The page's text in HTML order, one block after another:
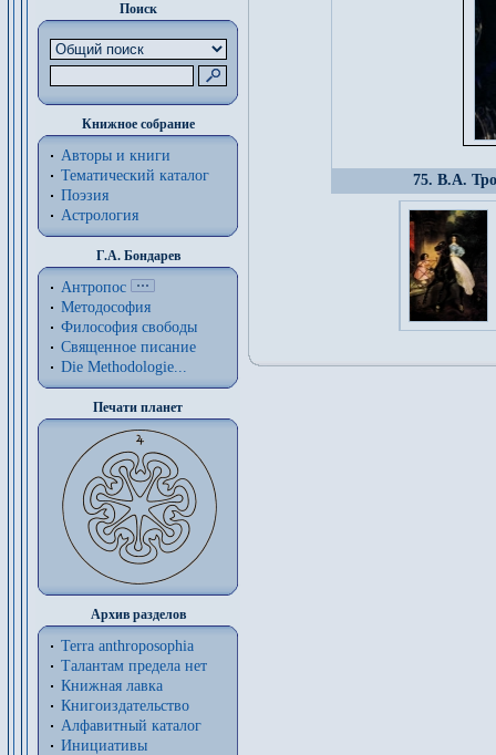
Поиск
Книжное собрание
Авторы и книги
Тематический каталог
Поэзия
Астрология
Г.А. Бондарев
Антропос
Методософия
Философия cвободы
Священное писание
Die Methodologie...
Печати планет
Архив разделов
Terra anthroposophia
Талантам предела нет
Книжная лавка
Книгоиздательство
Алфавитный каталог
Инициативы
75. В.А.